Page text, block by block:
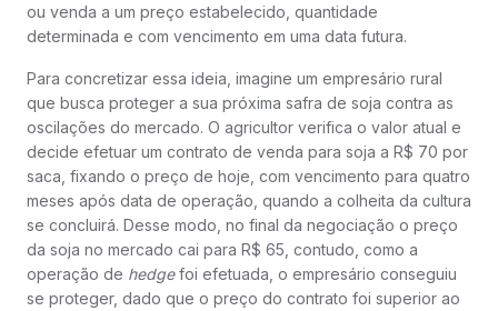
ou venda a um preço estabelecido, quantidade
determinada e com vencimento em uma data futura.
Para concretizar essa ideia, imagine um empresário rural
que busca proteger a sua próxima safra de soja contra as
oscilações do mercado. O agricultor verifica o valor atual e
decide efetuar um contrato de venda para soja a R$ 70 por
saca, fixando o preço de hoje, com vencimento para quatro
meses após data de operação, quando a colheita da cultura
se concluirá. Desse modo, no final da negociação o preço
da soja no mercado cai para R$ 65, contudo, como a
operação de hedgefoi efetuada, o empresário conseguiu
se proteger, dado que o preço do contrato foi superior ao